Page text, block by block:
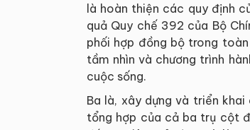
là hoàn thiện các quy định
quả Quy chế 392 của Bộ
phối hợp đồng bộ trong
tầm nhìn và chương trình
cuộc sống.
Ba là, xây dựng và triển
tổng hợp của cả ba trụ cột